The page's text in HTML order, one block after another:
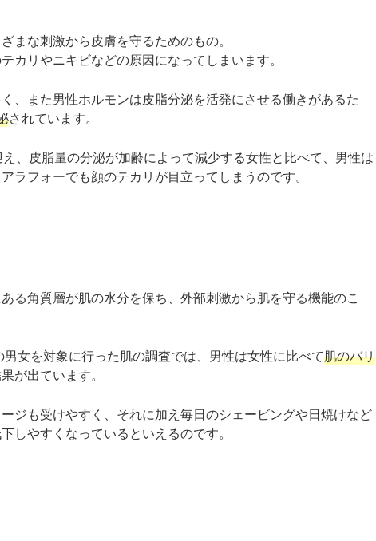
まな刺激から皮膚を守るためのもの。
カリやニキビなどの原因になってしまいます。
、また男性ホルモンは皮脂分泌を活発にさせる働きがあるた
されています。
、皮脂量の分泌が加齢によって減少する女性と比べて、男性は
ラフォーでも顔のテカリが目立ってしまうのです。
る角質層が肌の水分を保ち、外部刺激から肌を守る機能のこ
女を対象に行った肌の調査では、男性は女性に比べて肌のバリ
が出ています。
ジも受けやすく、それに加え毎日のシェービングや日焼けなど
しやすくなっているといえるのです。